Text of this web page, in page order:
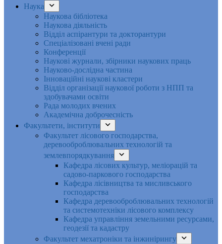
Наука
Наукова бібліотека
Наукова діяльність
Відділ аспірантури та докторантури
Спеціалізовані вчені ради
Конференції
Наукові журнали, збірники наукових праць
Науково-дослідна частина
Інноваційні наукові кластери
Відділ організації наукової роботи з НПП та
здобувачами освіти
Рада молодих вчених
Академічна доброчесність
Факультети, інститути
Факультет лісового господарства,
деревооброблювальних технологій та
землевпорядкування
Кафедра лісових культур, меліорацій та
садово-паркового господарства
Кафедра лісівництва та мисливського
господарства
Кафедра деревооброблювальних технологій
та системотехніки лісового комплексу
Кафедра управління земельними ресурсами,
геодезії та кадастру
Факультет мехатроніки та інжинірингу